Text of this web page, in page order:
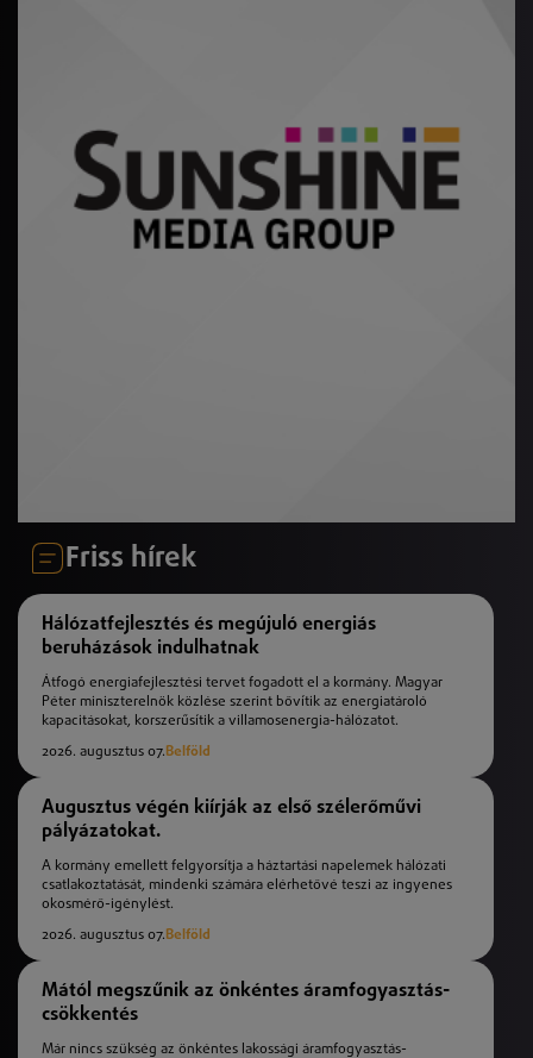
Friss hírek
Hálózatfejlesztés és megújuló energiás
beruházások indulhatnak
Átfogó energiafejlesztési tervet fogadott el a kormány. Magyar
Péter miniszterelnök közlése szerint bővítik az energiatároló
kapacitásokat, korszerűsítik a villamosenergia-hálózatot.
2026. augusztus 07.Belföld
Augusztus végén kiírják az első szélerőművi
pályázatokat.
A kormány emellett felgyorsítja a háztartási napelemek hálózati
csatlakoztatását, mindenki számára elérhetővé teszi az ingyenes
okosmérő-igénylést.
2026. augusztus 07.Belföld
Mától megszűnik az önkéntes áramfogyasztás-
csökkentés
Már nincs szükség az önkéntes lakossági áramfogyasztás-